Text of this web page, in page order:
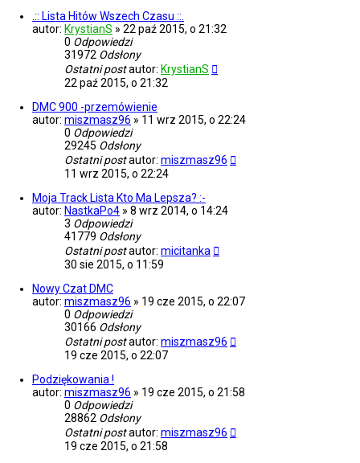
.:: Lista Hitów Wszech Czasu ::.
autor: KrystianS » 22 paź 2015, o 21:32
0 Odpowiedzi
31972 Odsłony
Ostatni postautor: KrystianS
22 paź 2015, o 21:32
DMC 900 -przemówienie
autor: miszmasz96 » 11 wrz 2015, o 22:24
0 Odpowiedzi
29245 Odsłony
Ostatni postautor: miszmasz96
11 wrz 2015, o 22:24
Moja Track Lista Kto Ma Lepsza? :-
autor: NastkaPo4 » 8 wrz 2014, o 14:24
3 Odpowiedzi
41779 Odsłony
Ostatni postautor: micitanka
30 sie 2015, o 11:59
Nowy Czat DMC
autor: miszmasz96 » 19 cze 2015, o 22:07
0 Odpowiedzi
30166 Odsłony
Ostatni postautor: miszmasz96
19 cze 2015, o 22:07
Podziękowania !
autor: miszmasz96 » 19 cze 2015, o 21:58
0 Odpowiedzi
28862 Odsłony
Ostatni postautor: miszmasz96
19 cze 2015, o 21:58